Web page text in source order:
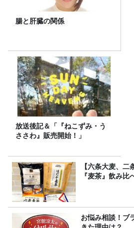
腸と肝臓の関係
放送後記＆「『ねこずみ・う
ささわ』販売開始！」
【六条大麦、
『麦茶』飲み比
お悩み相談！ブ